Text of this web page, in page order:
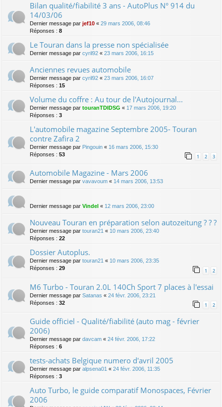
Bilan qualité/fiabilité 3 ans - AutoPlus N° 914 du
14/03/06
Dernier message par jef10 « 29 mars 2006, 08:46
Réponses : 8
Le Touran dans la presse non spécialisée
Dernier message par cyril92 « 23 mars 2006, 16:15
Anciennes revues automobile
Dernier message par cyril92 « 23 mars 2006, 16:07
Réponses : 15
Volume du coffre : Au tour de l'Autojournal...
Dernier message par touranTDIDSG « 17 mars 2006, 19:20
Réponses : 3
L'automobile magazine Septembre 2005- Touran
contre Zafira 2
Dernier message par Pingouin « 16 mars 2006, 15:30
Réponses : 53 1 2 3
Automobile Magazine - Mars 2006
Dernier message par vavavoum « 14 mars 2006, 13:53
Dernier message par Vindel « 12 mars 2006, 23:00
Nouveau Touran en préparation selon autozeitung ? ? ?
Dernier message par touran21 « 10 mars 2006, 23:40
Réponses : 22
Dossier Autoplus.
Dernier message par touran21 « 10 mars 2006, 23:35
Réponses : 29 1 2
M6 Turbo - Touran 2.0L 140Ch Sport 7 places à l'essai
Dernier message par Satanas « 24 févr. 2006, 23:21
Réponses : 32 1 2
Guide officiel - Qualité/fiabilité (auto mag - février
2006)
Dernier message par davcam « 24 févr. 2006, 17:22
Réponses : 6
tests-achats Belgique numero d'avril 2005
Dernier message par alpsena01 « 24 févr. 2006, 11:35
Réponses : 3
Auto Turbo, le guide comparatif Monospaces, Février
2006